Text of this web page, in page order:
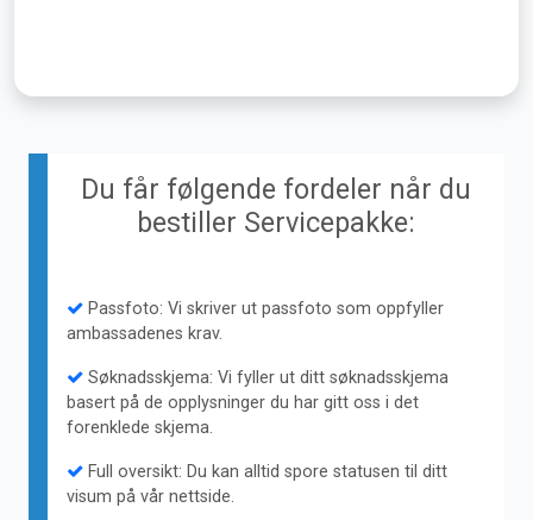
Du får følgende fordeler når du
bestiller Servicepakke:
Passfoto: Vi skriver ut passfoto som oppfyller
ambassadenes krav.
Søknadsskjema: Vi fyller ut ditt søknadsskjema
basert på de opplysninger du har gitt oss i det
forenklede skjema.
Full oversikt: Du kan alltid spore statusen til ditt
visum på vår nettside.